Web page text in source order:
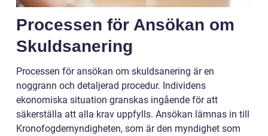
Processen för Ansökan om
Skuldsanering
Processen för ansökan om skuldsanering är en
noggrann och detaljerad procedur. Individens
ekonomiska situation granskas ingående för att
säkerställa att alla krav uppfylls. Ansökan lämnas in till
Kronofogdemyndigheten, som är den myndighet som